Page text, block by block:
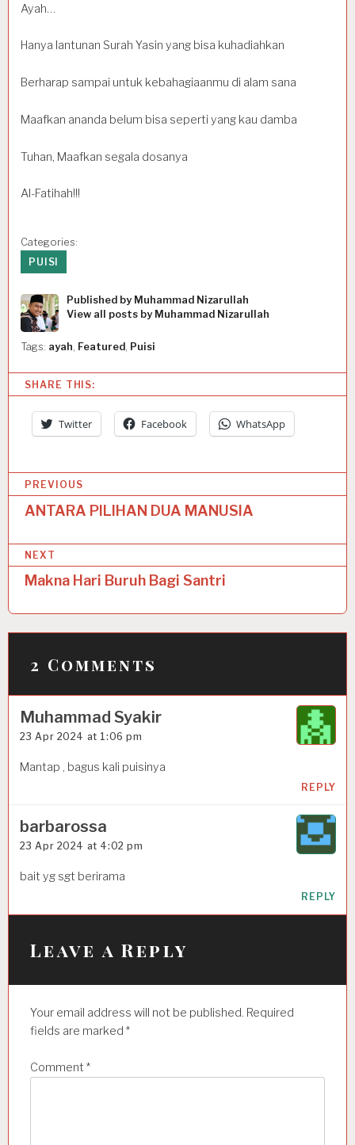
Ayah…
Hanya lantunan Surah Yasin yang bisa kuhadiahkan
Berharap sampai untuk kebahagiaanmu di alam sana
Maafkan ananda belum bisa seperti yang kau damba
Tuhan, Maafkan segala dosanya
Al-Fatihah!!!
Categories:
PUISI
Published by Muhammad Nizarullah
View all posts by Muhammad Nizarullah
Tags: ayah, Featured , Puisi
SHARE THIS:
Twitter Facebook WhatsApp
o
s
t
n
a
v
g
a
t
n
PREVIOUS
ANTARA PILIHAN DUA MANUSIA
NEXT
Makna Hari Buruh Bagi Santri
2 Comments
Muhammad Syakir
23 Apr 2024 at 1:06 pm
Mantap , bagus kali puisinya
REPLY
barbarossa
23 Apr 2024 at 4:02 pm
bait yg sgt berirama
REPLY
Leave a Reply
Your email address will not be published. Required
fields are marked *
Comment *